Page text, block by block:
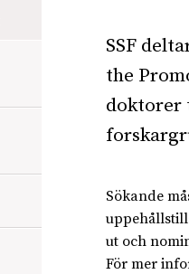
SSF
the
doktorer
Sökande
ut och
För mer